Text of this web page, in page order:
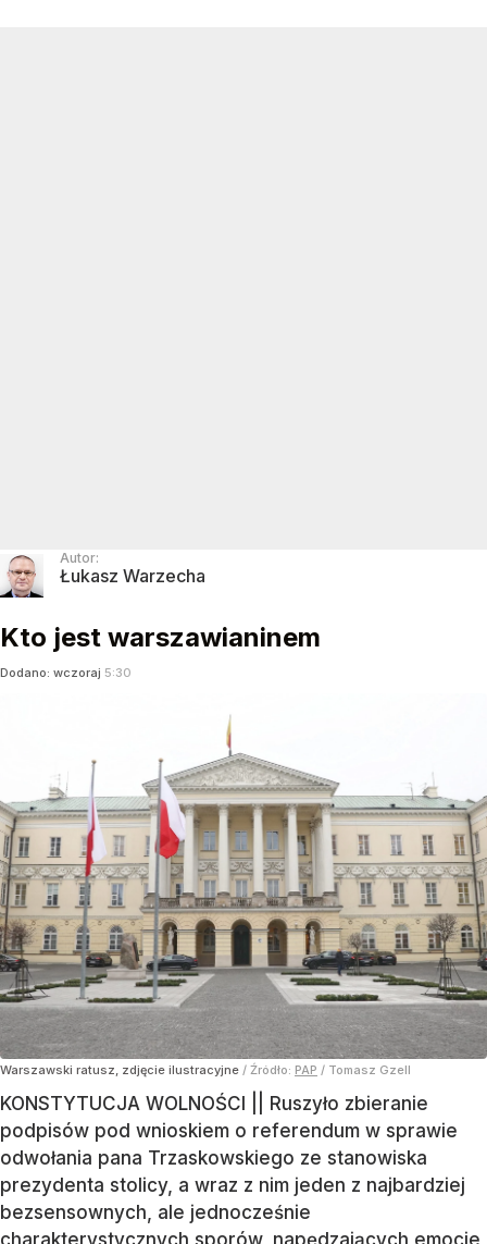
Autor:
Łukasz Warzecha
Kto jest warszawianinem
Dodano: wczoraj 5:30
Warszawski ratusz, zdjęcie ilustracyjne / Źródło: PAP / Tomasz Gzell
KONSTYTUCJA WOLNOŚCI || Ruszyło zbieranie
podpisów pod wnioskiem o referendum w sprawie
odwołania pana Trzaskowskiego ze stanowiska
prezydenta stolicy, a wraz z nim jeden z najbardziej
bezsensownych, ale jednocześnie
charakterystycznych sporów, napędzających emocje